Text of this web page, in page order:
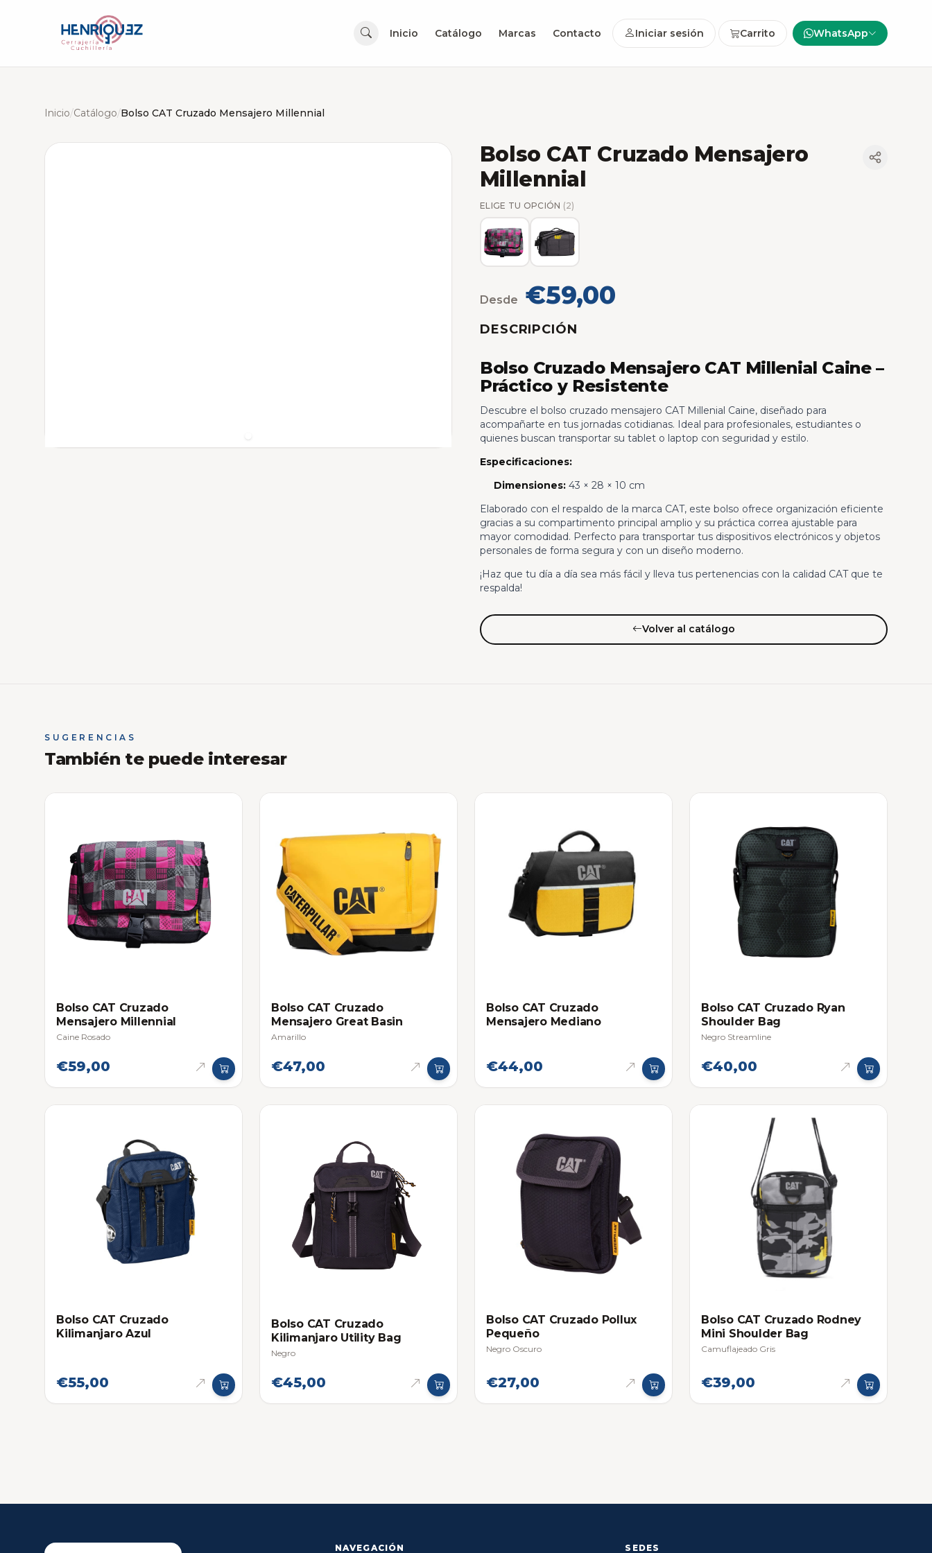
Inicio Catálogo Marcas Contacto Iniciar sesión Carrito WhatsApp
Inicio/Catálogo/Bolso CAT Cruzado Mensajero Millennial
Bolso CAT Cruzado Mensajero
Millennial
ELIGE TU OPCIÓN (2)
Desde €59,00
DESCRIPCIÓN
Bolso Cruzado Mensajero CAT Millenial Caine –
Práctico y Resistente
Descubre el bolso cruzado mensajero CAT Millenial Caine, diseñado para
acompañarte en tus jornadas cotidianas. Ideal para profesionales, estudiantes o
quienes buscan transportar su tablet o laptop con seguridad y estilo.
Especificaciones:
Dimensiones:43 × 28 × 10 cm
Elaborado con el respaldo de la marca CAT, este bolso ofrece organización eficiente
gracias a su compartimento principal amplio y su práctica correa ajustable para
mayor comodidad. Perfecto para transportar tus dispositivos electrónicos y objetos
personales de forma segura y con un diseño moderno.
¡Haz que tu día a día sea más fácil y lleva tus pertenencias con la calidad CAT que te
respalda!
Volver al catálogo
SUGERENCIAS
También te puede interesar
Bolso CAT Cruzado
Mensajero Millennial
Caine Rosado
€59,00
Bolso CAT Cruzado
Mensajero Great Basin
Amarillo
€47,00
Bolso CAT Cruzado
Mensajero Mediano
€44,00
Bolso CAT Cruzado Ryan
Shoulder Bag
Negro Streamline
€40,00
Bolso CAT Cruzado
Kilimanjaro Azul
€55,00
Bolso CAT Cruzado
Kilimanjaro Utility Bag
Negro
€45,00
Bolso CAT Cruzado Pollux
Pequeño
Negro Oscuro
€27,00
Bolso CAT Cruzado Rodney
Mini Shoulder Bag
Camuflajeado Gris
€39,00
NAVEGACIÓN SEDES